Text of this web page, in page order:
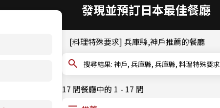
發現並預訂日本最佳餐廳
[料理特殊要求] 兵庫縣,神戶推薦的餐廳
搜尋結果: 神戶, 兵庫縣, 兵庫縣, 料理特殊要求
17 間餐廳中的 1 - 17 間